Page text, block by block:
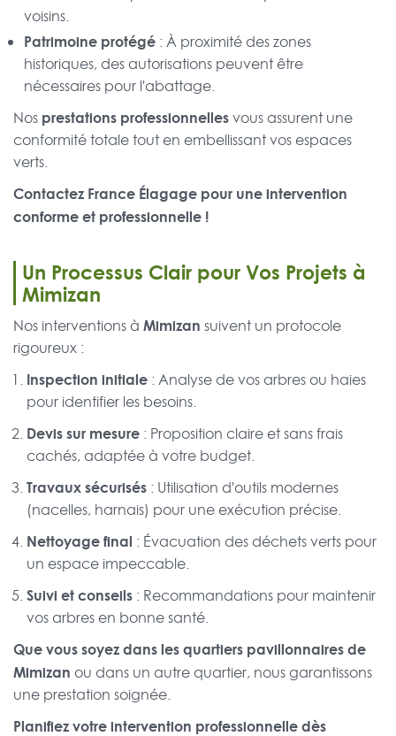
voisins.
Patrimoine protégé : À proximité des zones
historiques, des autorisations peuvent être
nécessaires pour l'abattage.
Nos prestations professionnellesvous assurent une
conformité totale tout en embellissant vos espaces
verts.
Contactez France Élagage pour une intervention
conforme et professionnelle !
Un Processus Clair pour Vos Projets à
Mimizan
Nos interventions à Mimizan suivent un protocole
rigoureux :
Inspection initiale : Analyse de vos arbres ou haies
pour identifier les besoins.
Devis sur mesure : Proposition claire et sans frais
cachés, adaptée à votre budget.
Travaux sécurisés : Utilisation d'outils modernes
(nacelles, harnais) pour une exécution précise.
Nettoyage final : Évacuation des déchets verts pour
un espace impeccable.
Suivi et conseils : Recommandations pour maintenir
vos arbres en bonne santé.
Que vous soyez dans les quartiers pavillonnaires de
Mimizan ou dans un autre quartier, nous garantissons
une prestation soignée.
Planifiez votre intervention professionnelle dès